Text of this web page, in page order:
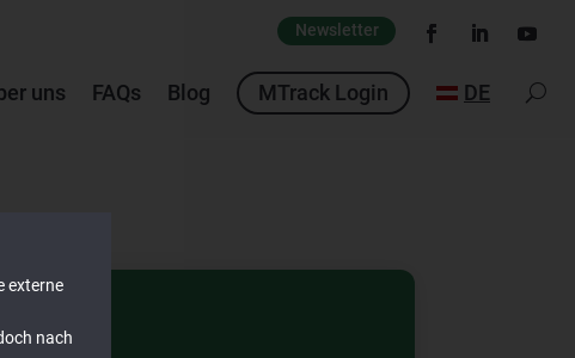
Newsletter
uns FAQs Blog MTrack Login DE
externe
nach